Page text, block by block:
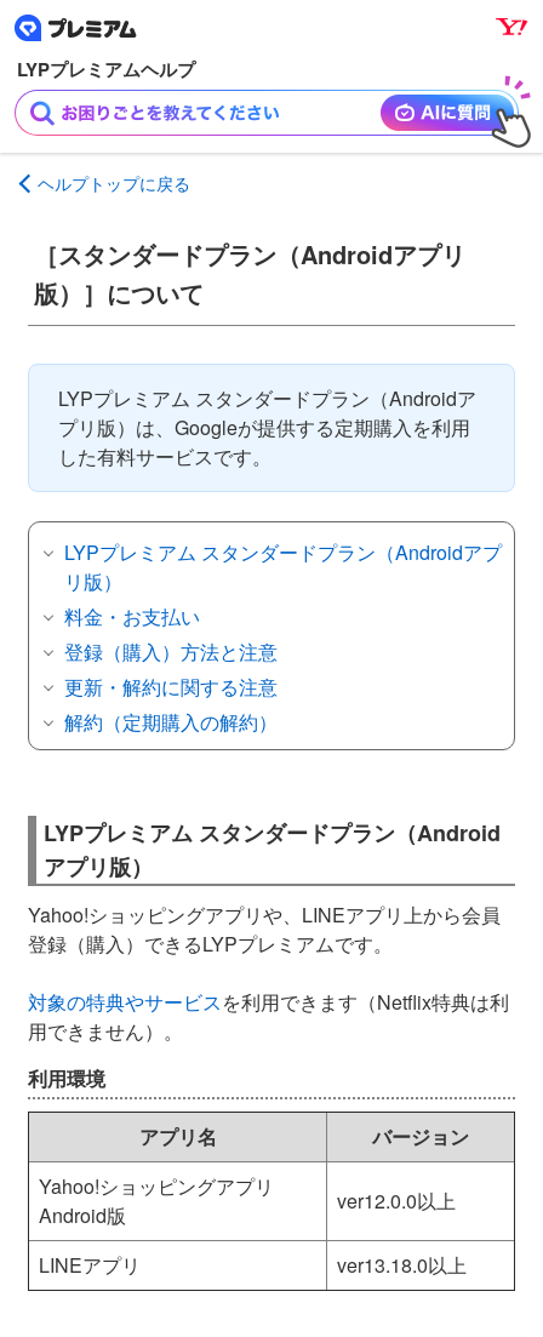
ナ
ビ
ゲ
ー
シ
ョ
ン
ッ
メ
イ
ン
コ
ン
テ
ン
キ
プ
ヘルプトップに戻る
［スタンダードプラン（Androidアプリ
版）］について
LYPプレミアム スタンダードプラン（Androidア
プリ版）は、Googleが提供する定期購入を利用
した有料サービスです。
LYPプレミアム スタンダードプラン（Androidアプ
リ版）
料金・お支払い
登録（購入）方法と注意
更新・解約に関する注意
解約（定期購入の解約）
LYPプレミアム スタンダードプラン（Android
アプリ版）
Yahoo!ショッピングアプリや、LINEアプリ上から会員
登録（購入）できるLYPプレミアムです。
対象の特典やサービスを利用できます（Netflix特典は利
用できません）。
利用環境
アプリ名
バージョン
Yahoo!ショッピングアプリ
Android版
ver12.0.0以上
LINEアプリ ver13.18.0以上